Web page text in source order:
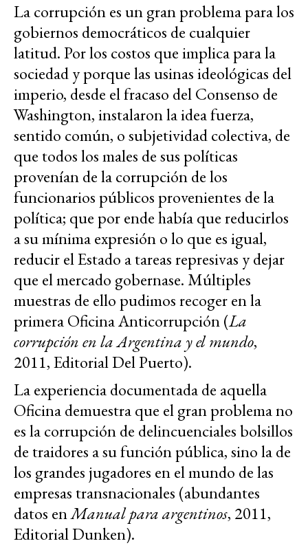
La corrupción es un gran problema para los
gobiernos democráticos de cualquier
latitud. Por los costos que implica para la
sociedad y porque las usinas ideológicas del
imperio, desde el fracaso del Consenso de
Washington, instalaron la idea fuerza,
sentido común, o subjetividad colectiva, de
que todos los males de sus políticas
provenían de la corrupción de los
funcionarios públicos provenientes de la
política; que por ende había que reducirlos
a su mínima expresión o lo que es igual,
reducir el Estado a tareas represivas y dejar
que el mercado gobernase. Múltiples
muestras de ello pudimos recoger en la
primera Oficina Anticorrupción (La
corrupción en la Argentina y el mundo,
2011, Editorial Del Puerto).
La experiencia documentada de aquella
Oficina demuestra que el gran problema no
es la corrupción de delincuenciales bolsillos
de traidores a su función pública, sino la de
los grandes jugadores en el mundo de las
empresas transnacionales (abundantes
datos enManual para argentinos, 2011,
Editorial Dunken).